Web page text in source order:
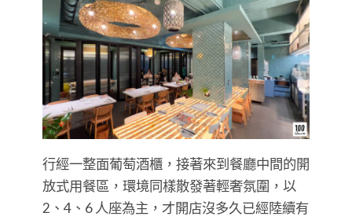
行經一整面葡萄酒櫃，接著來到餐廳中間的開
放式用餐區，環境同樣散發著輕奢氛圍，以
2、4、6 人座為主，才開店沒多久已經陸續有